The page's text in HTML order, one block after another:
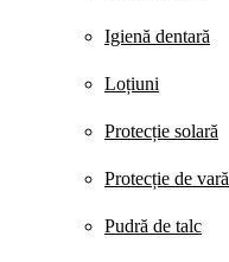
Igienă dentară
Loțiuni
Protecție solară
Protecție de vară
Pudră de talc